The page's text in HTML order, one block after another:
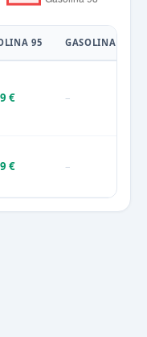
95 GASOLINA 98
€ –
€ –